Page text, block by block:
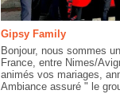
Gipsy Family
Bonjour, nous sommes
France, entre Nimes/
animés vos mariages,
Ambiance assuré " le